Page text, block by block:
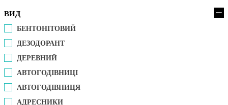
ВИД
БЕНТОНІТОВИЙ
ДЕЗОДОРАНТ
ДЕРЕВНИЙ
АВТОГОДІВНИЦІ
АВТОГОДІВНИЦЯ
АДРЕСНИКИ